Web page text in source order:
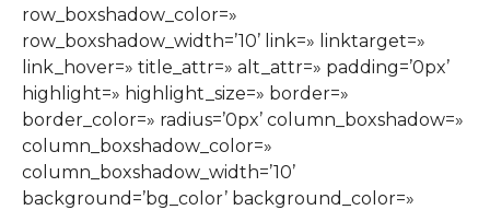
row_boxshadow_color=»
row_boxshadow_width=’10’ link=» linktarget=»
link_hover=» title_attr=» alt_attr=» padding=’0px’
highlight=» highlight_size=» border=»
border_color=» radius=’0px’ column_boxshadow=»
column_boxshadow_color=»
column_boxshadow_width=’10’
background=’bg_color’ background_color=»